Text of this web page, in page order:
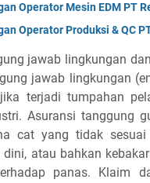
Operator Mesin EDM PT
Operator Produksi & QC
jawab lingkungan
jawab lingkungan
jika terjadi tumpahan
Asuransi tanggung
cat yang tidak
dini, atau bahkan
panas. Klaim